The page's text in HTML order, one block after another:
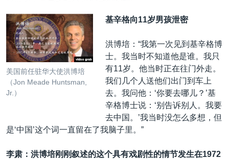
美国前任驻华大使洪博培
（Jon Meade Huntsman,
Jr.）
基辛格向11岁男孩泄密
洪博培：“我第一次见到基辛格博
士。我当时不知道他是谁。我只
有11岁。他当时正在往门外走。
我们几个人送他们出门到车上
去。我问他：‘你要去哪儿？’基
辛格博士说：‘别告诉别人。我要
去中国。’我当时没怎么多想，但
是‘中国’这个词一直留在了我脑子里。”
李肃：洪博培刚刚叙述的这个具有戏剧性的情节发生在1972